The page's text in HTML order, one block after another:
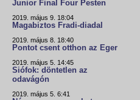
Junior Final Four Pesten
2019. május 9. 18:04
Magabiztos Fradi-diadal
2019. május 8. 18:40
Pontot csent otthon az Eger
2019. május 5. 14:45
Siófok: döntetlen az
odavágón
2019. május 5. 6:41